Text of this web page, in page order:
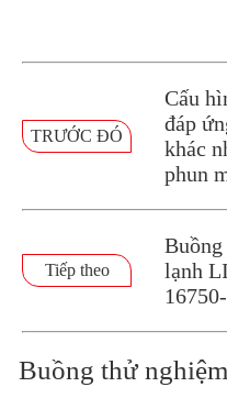
TRƯỚC ĐÓ
Cấu
đáp
khác
phun
Tiếp theo
lạnh
Buồng thử